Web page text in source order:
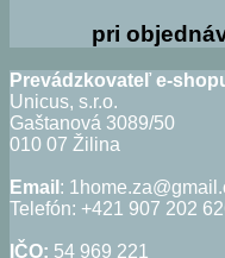
pri
Prevádzkovateľ e-
Unicus, s.r.o.
Gaštanová 3089/50
010 07 Žilina
Email :
Telefón: +421 907 202
IČO: 54 969 221